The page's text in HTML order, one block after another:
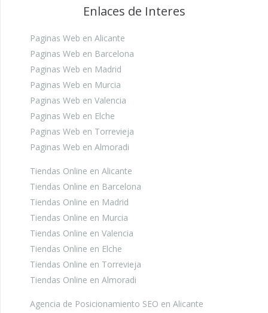
Enlaces de Interes
Paginas Web en Alicante
Paginas Web en Barcelona
Paginas Web en Madrid
Paginas Web en Murcia
Paginas Web en Valencia
Paginas Web en Elche
Paginas Web en Torrevieja
Paginas Web en Almoradi
Tiendas Online en Alicante
Tiendas Online en Barcelona
Tiendas Online en Madrid
Tiendas Online en Murcia
Tiendas Online en Valencia
Tiendas Online en Elche
Tiendas Online en Torrevieja
Tiendas Online en Almoradi
Agencia de Posicionamiento SEO en Alicante